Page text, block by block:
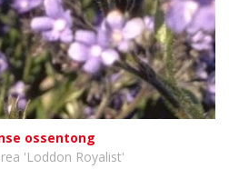
ossentong
'Loddon Royalist'